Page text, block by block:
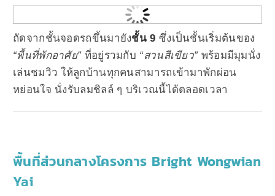
ถัดจากชั้นจอดรถขึ้นมายังชั้น 9 ซึ่งเป็นชั้นเริ่มต้นของ
“พื้นที่พักอาศัย”ที่อยู่รวมกับ “สวนสีเขียว”พร้อมมีมุมนั่ง
เล่นชมวิว ให้ลูกบ้านทุกคนสามารถเข้ามาพักผ่อน
หย่อนใจ นั่งรับลมชิลล์ ๆ บริเวณนี้ได้ตลอดเวลา
พื้นที่ส่วนกลางโครงการ Bright Wongwian
Yai